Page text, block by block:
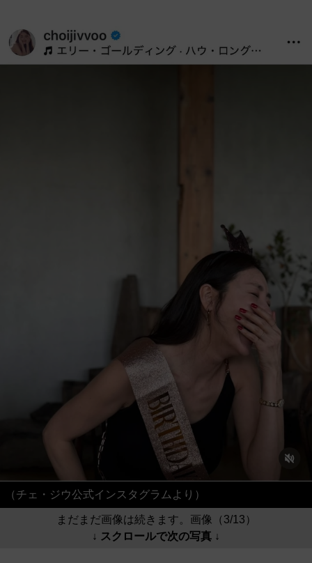
（チェ・ジウ公式インスタグラムより）
まだまだ画像は続きます。画像（3/13）
↓ スクロールで次の写真 ↓